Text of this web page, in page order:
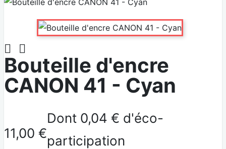
 
Bouteille d'encre
CANON 41 - Cyan
11,00 €
Dont 0,04 € d'éco-
participation